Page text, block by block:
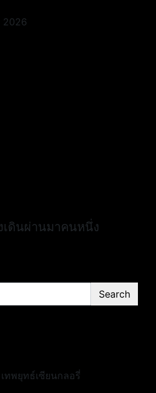
2026
เดินผ่านมาคนหนึ่ง
Search
ทพยุทธ์เซียนกลอรี่